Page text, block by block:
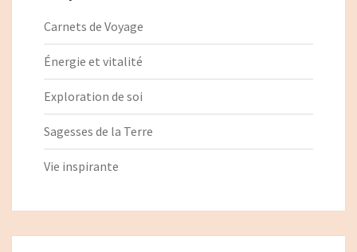
Carnets de Voyage
Énergie et vitalité
Exploration de soi
Sagesses de la Terre
Vie inspirante